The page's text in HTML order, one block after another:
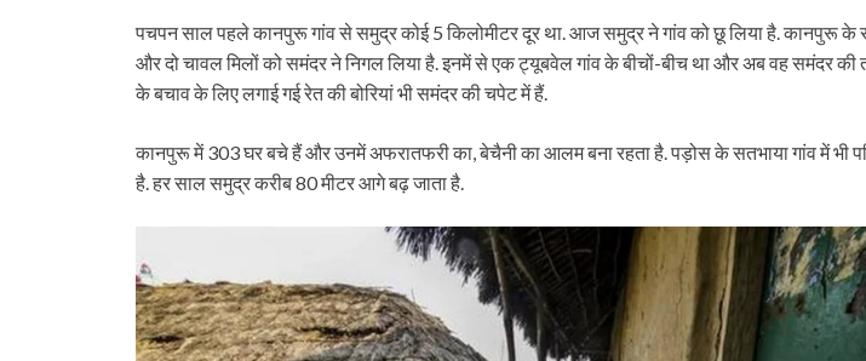
पचपन साल पहले कानपुरू गांव से समुद्र कोई 5 किलोमीटर दूर था. आज समुद्र ने गांव को छू लिया है. कानपुरू के
और दो चावल मिलों को समंदर ने निगल लिया है. इनमें से एक ट्यूबवेल गांव के बीचों-बीच था और अब वह समंदर की
के बचाव के लिए लगाई गई रेत की बोरियां भी समंदर की चपेट में हैं.
कानपुरू में 303 घर बचे हैं और उनमें अफरातफरी का, बेचैनी का आलम बना रहता है. पड़ोस के सतभाया गांव में भी
है. हर साल समुद्र करीब 80 मीटर आगे बढ़ जाता है.